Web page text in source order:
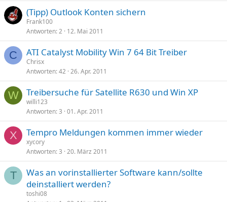
(Tipp) Outlook Konten sichern
Frank100
Antworten 2 12. Mai 2011
C ATI Catalyst Mobility Win 7 64 Bit Treiber
Chrisx
Antworten 42 26. Apr. 2011
W Treibersuche für Satellite R630 und Win XP
willi123
Antworten 3 01. Apr. 2011
X Tempro Meldungen kommen immer wieder
xycory
Antworten 3 20. März 2011
T
Was an vorinstallierter Software kann/sollte
deinstalliert werden?
toshi08